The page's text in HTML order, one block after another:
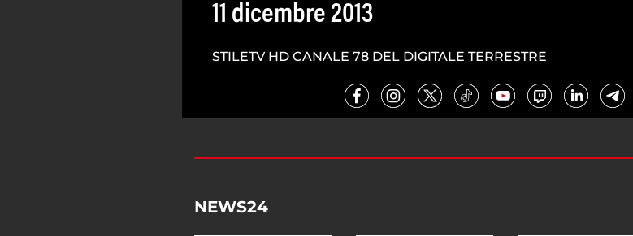
11 dicembre 2013
STILETV HD CANALE 78 DEL DIGITALE TERRESTRE
NEWS24